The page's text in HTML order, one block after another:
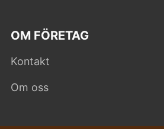
OM FÖRETAG
Kontakt
Om oss